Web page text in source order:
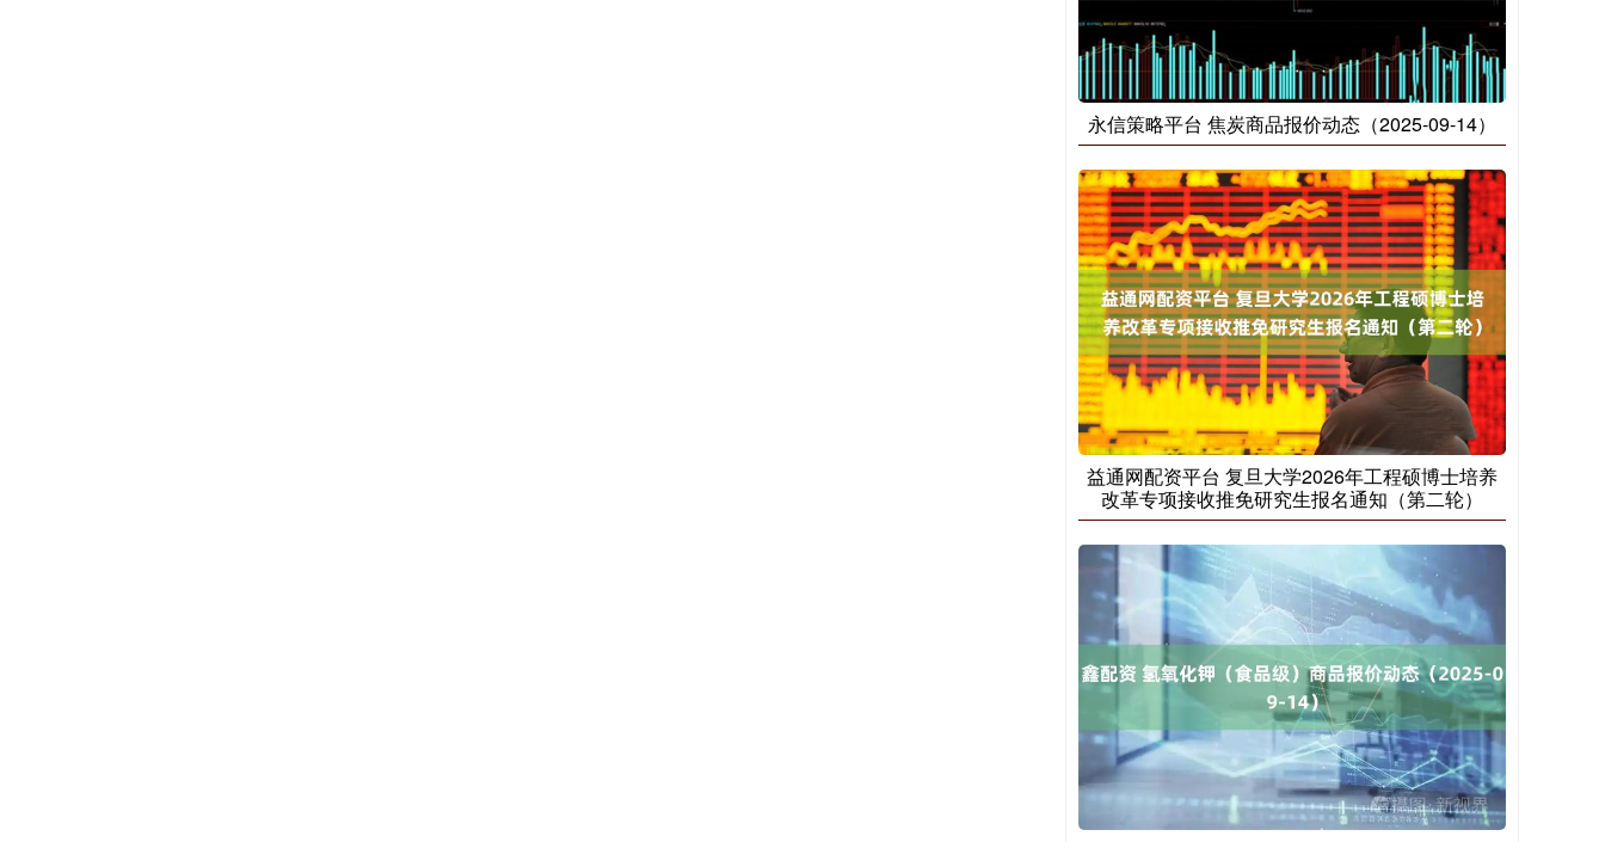
永信策略平台 焦炭商品报价动态（2025-09-14）
益通网配资平台 复旦大学2026年工程硕博士培养
改革专项接收推免研究生报名通知（第二轮）